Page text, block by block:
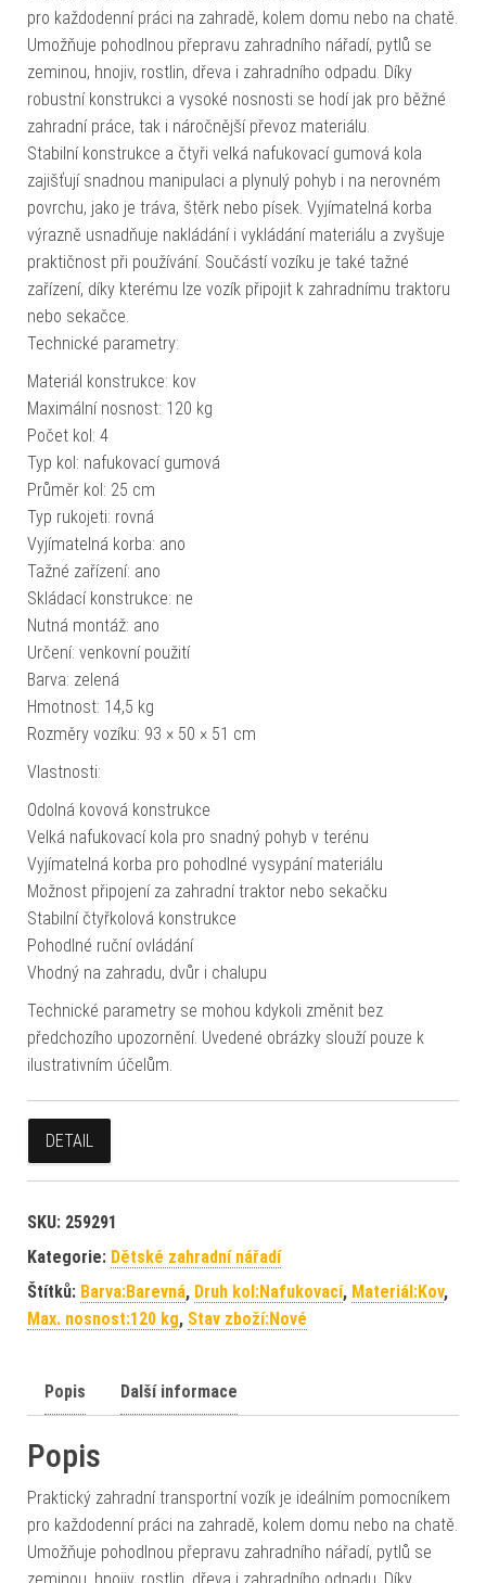
pro každodenní práci na zahradě, kolem domu nebo na chatě.
Umožňuje pohodlnou přepravu zahradního nářadí, pytlů se
zeminou, hnojiv, rostlin, dřeva i zahradního odpadu. Díky
robustní konstrukci a vysoké nosnosti se hodí jak pro běžné
zahradní práce, tak i náročnější převoz materiálu.
Stabilní konstrukce a čtyři velká nafukovací gumová kola
zajišťují snadnou manipulaci a plynulý pohyb i na nerovném
povrchu, jako je tráva, štěrk nebo písek. Vyjímatelná korba
výrazně usnadňuje nakládání i vykládání materiálu a zvyšuje
praktičnost při používání. Součástí vozíku je také tažné
zařízení, díky kterému lze vozík připojit k zahradnímu traktoru
nebo sekačce.
Technické parametry:
Materiál konstrukce: kov
Maximální nosnost: 120 kg
Počet kol: 4
Typ kol: nafukovací gumová
Průměr kol: 25 cm
Typ rukojeti: rovná
Vyjímatelná korba: ano
Tažné zařízení: ano
Skládací konstrukce: ne
Nutná montáž: ano
Určení: venkovní použití
Barva: zelená
Hmotnost: 14,5 kg
Rozměry vozíku: 93 × 50 × 51 cm
Vlastnosti:
Odolná kovová konstrukce
Velká nafukovací kola pro snadný pohyb v terénu
Vyjímatelná korba pro pohodlné vysypání materiálu
Možnost připojení za zahradní traktor nebo sekačku
Stabilní čtyřkolová konstrukce
Pohodlné ruční ovládání
Vhodný na zahradu, dvůr i chalupu
Technické parametry se mohou kdykoli změnit bez
předchozího upozornění. Uvedené obrázky slouží pouze k
ilustrativním účelům.
DETAIL
SKU: 259291
Kategorie: Dětské zahradní nářadí
Štítků: Barva:Barevná, Druh kol:Nafukovací, Materiál:Kov,
Max. nosnost:120 kg, Stav zboží:Nové
Popis Další informace
Popis
Praktický zahradní transportní vozík je ideálním pomocníkem
pro každodenní práci na zahradě, kolem domu nebo na chatě.
Umožňuje pohodlnou přepravu zahradního nářadí, pytlů se
zeminou, hnojiv, rostlin, dřeva i zahradního odpadu. Díky